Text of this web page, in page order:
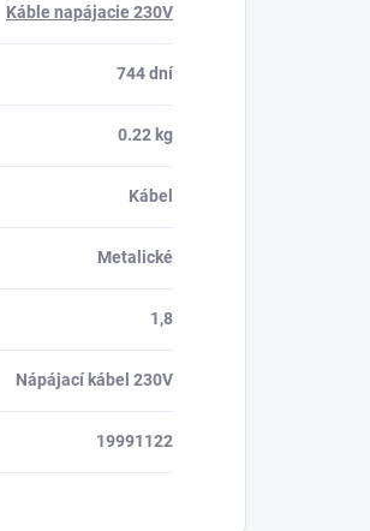
Káble napájacie 230V
744 dní
0.22 kg
Kábel
Metalické
1,8
Nápájací kábel 230V
19991122